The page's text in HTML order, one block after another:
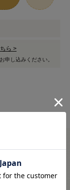
ら >
申し込みください。
よび商品コード
す。